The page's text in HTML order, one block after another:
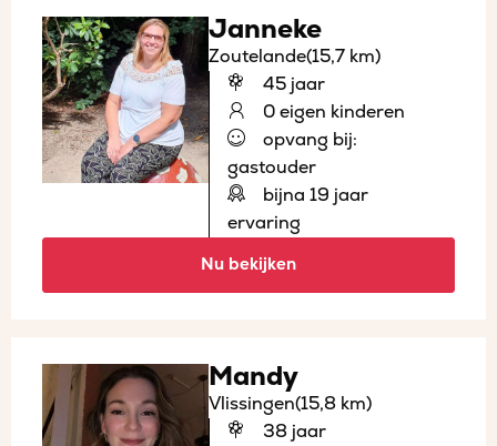
Janneke
Zoutelande(15,7 km)
45 jaar
0 eigen kinderen
opvang bij:
gastouder
bijna 19 jaar
ervaring
Nu bekijken
Mandy
Vlissingen(15,8 km)
38 jaar